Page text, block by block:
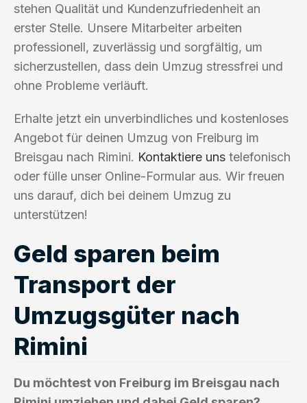
stehen Qualität und Kundenzufriedenheit an
erster Stelle. Unsere Mitarbeiter arbeiten
professionell, zuverlässig und sorgfältig, um
sicherzustellen, dass dein Umzug stressfrei und
ohne Probleme verläuft.
Erhalte jetzt ein unverbindliches und kostenloses
Angebot für deinen Umzug von Freiburg im
Breisgau nach Rimini. Kontaktiere uns telefonisch
oder fülle unser Online-Formular aus. Wir freuen
uns darauf, dich bei deinem Umzug zu
unterstützen!
Geld sparen beim
Transport der
Umzugsgüter nach
Rimini
Du möchtest von Freiburg im Breisgau nach